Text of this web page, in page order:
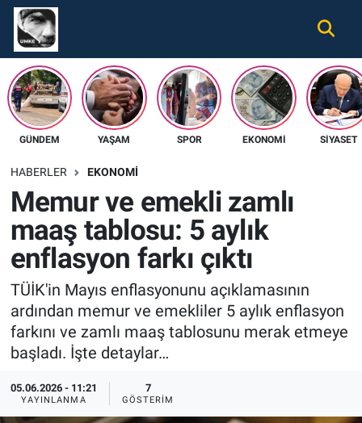
GÜNDEM YAŞAM SPOR EKONOMI SIYASET
HABERLER EKONOMI
Memur ve emekli zamlı
maaş tablosu: 5 aylık
enflasyon farkı çıktı
TÜİK'in Mayıs enflasyonunu açıklamasının
ardından memur ve emekliler 5 aylık enflasyon
farkını ve zamlı maaş tablosunu merak etmeye
başladı. İşte detaylar…
05.06.2026 - 11:21
YAYINLANMA
7
GÖSTERIM
Gündem
Ekonomi
Spor
Tüm Haberler
İletişim
Künye
Nöbetçi Eczaneler
Hava Durumu
Namaz Vakitleri
Süper Lig Puan Durumu ve Fikstür
Tüm Manşetler
Son Dakika Haberleri
Haber Arşivi